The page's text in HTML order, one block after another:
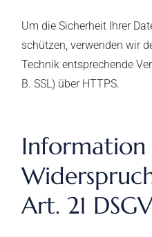
Um die Sicherheit Ihrer
schützen, verwenden wir
Technik entsprechende
B. SSL) über HTTPS.
Art. 21